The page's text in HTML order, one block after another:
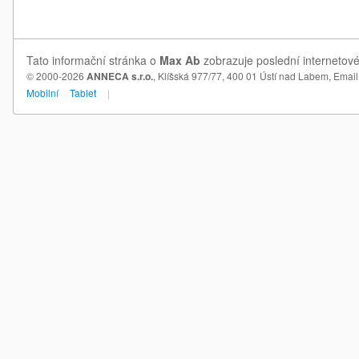
Tato informační stránka o Max Ab zobrazuje poslední
© 2000-2026 ANNECA s.r.o., Klíšská 977/77, 400 01 Ústí nad Labem,
Mobilní
Tablet |